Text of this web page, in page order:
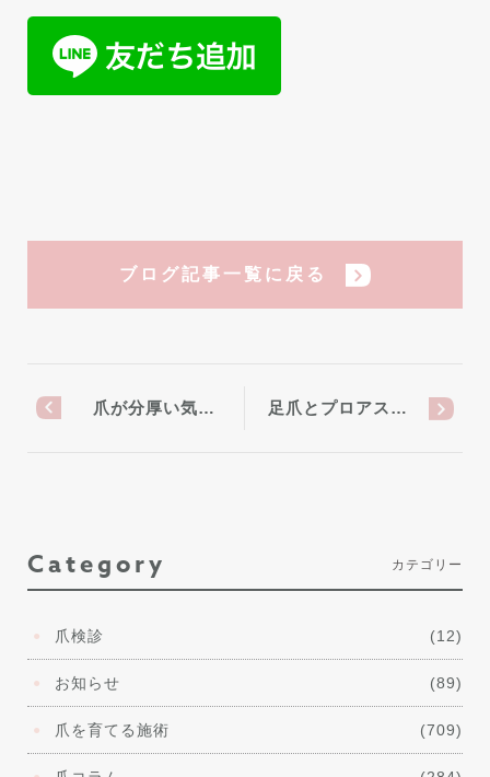
ブログ記事一覧に戻る
爪が分厚い気… 足爪とプロアス…
Category カテゴリー
爪検診 (12)
お知らせ (89)
爪を育てる施術 (709)